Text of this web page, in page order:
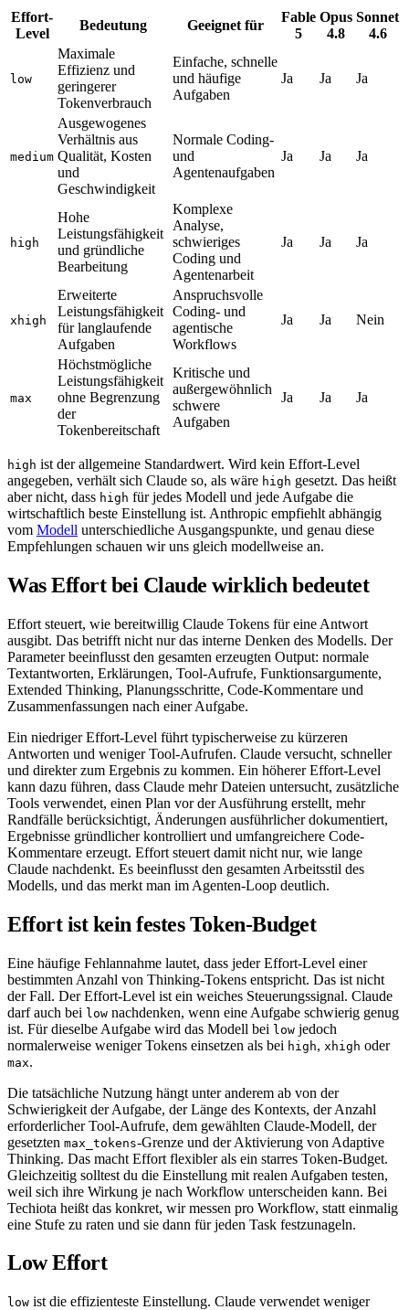
Effort-
Level
Bedeutung Geeignet für
Fable
5
Opus
4.8
Sonnet
4.6
low
Maximale
Effizienz und
geringerer
Tokenverbrauch
Einfache, schnelle
und häufige
Aufgaben
Ja Ja Ja
medium
Ausgewogenes
Verhältnis aus
Qualität, Kosten
und
Geschwindigkeit
Normale Coding-
und
Agentenaufgaben
Ja Ja Ja
high
Hohe
Leistungsfähigkeit
und gründliche
Bearbeitung
Komplexe
Analyse,
schwieriges
Coding und
Agentenarbeit
Ja Ja Ja
xhigh
Erweiterte
Leistungsfähigkeit
für langlaufende
Aufgaben
Anspruchsvolle
Coding- und
agentische
Workflows
Ja Ja Nein
max
Höchstmögliche
Leistungsfähigkeit
ohne Begrenzung
der
Tokenbereitschaft
Kritische und
außergewöhnlich
schwere
Aufgaben
Ja Ja Ja
high ist der allgemeine Standardwert. Wird kein Effort-Level
angegeben, verhält sich Claude so, als wäre high gesetzt. Das heißt
aber nicht, dass high für jedes Modell und jede Aufgabe die
wirtschaftlich beste Einstellung ist. Anthropic empfiehlt abhängig
vom Modell unterschiedliche Ausgangspunkte, und genau diese
Empfehlungen schauen wir uns gleich modellweise an.
Was Effort bei Claude wirklich bedeutet
Effort steuert, wie bereitwillig Claude Tokens für eine Antwort
ausgibt. Das betrifft nicht nur das interne Denken des Modells. Der
Parameter beeinflusst den gesamten erzeugten Output: normale
Textantworten, Erklärungen, Tool-Aufrufe, Funktionsargumente,
Extended Thinking, Planungsschritte, Code-Kommentare und
Zusammenfassungen nach einer Aufgabe.
Ein niedriger Effort-Level führt typischerweise zu kürzeren
Antworten und weniger Tool-Aufrufen. Claude versucht, schneller
und direkter zum Ergebnis zu kommen. Ein höherer Effort-Level
kann dazu führen, dass Claude mehr Dateien untersucht, zusätzliche
Tools verwendet, einen Plan vor der Ausführung erstellt, mehr
Randfälle berücksichtigt, Änderungen ausführlicher dokumentiert,
Ergebnisse gründlicher kontrolliert und umfangreichere Code-
Kommentare erzeugt. Effort steuert damit nicht nur, wie lange
Claude nachdenkt. Es beeinflusst den gesamten Arbeitsstil des
Modells, und das merkt man im Agenten-Loop deutlich.
Effort ist kein festes Token-Budget
Eine häufige Fehlannahme lautet, dass jeder Effort-Level einer
bestimmten Anzahl von Thinking-Tokens entspricht. Das ist nicht
der Fall. Der Effort-Level ist ein weiches Steuerungssignal. Claude
darf auch bei low nachdenken, wenn eine Aufgabe schwierig genug
ist. Für dieselbe Aufgabe wird das Modell bei low jedoch
normalerweise weniger Tokens einsetzen als bei high, xhigh oder
max.
Die tatsächliche Nutzung hängt unter anderem ab von der
Schwierigkeit der Aufgabe, der Länge des Kontexts, der Anzahl
erforderlicher Tool-Aufrufe, dem gewählten Claude-Modell, der
gesetzten max_tokens-Grenze und der Aktivierung von Adaptive
Thinking. Das macht Effort flexibler als ein starres Token-Budget.
Gleichzeitig solltest du die Einstellung mit realen Aufgaben testen,
weil sich ihre Wirkung je nach Workflow unterscheiden kann. Bei
Techiota heißt das konkret, wir messen pro Workflow, statt einmalig
eine Stufe zu raten und sie dann für jeden Task festzunageln.
Low Effort
low ist die effizienteste Einstellung. Claude verwendet weniger